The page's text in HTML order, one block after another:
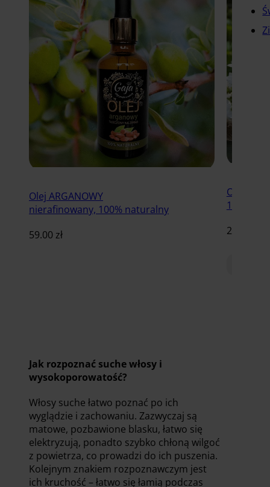
Olej ARGANOWY
nierafinowany, 100% naturalny
59.00 zł
Olej
100%
21.00
Jak rozpoznać suche włosy i
wysokoporowatość?
Włosy suche łatwo poznać po ich
wyglądzie i zachowaniu. Zazwyczaj są
matowe, pozbawione blasku, łatwo się
elektryzują, ponadto szybko chłoną wilgoć
z powietrza, co prowadzi do ich puszenia.
Kolejnym znakiem rozpoznawczym jest
ich kruchość – łatwo się łamią podczas